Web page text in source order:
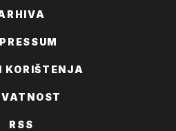
KORIŠTENJA
RSS